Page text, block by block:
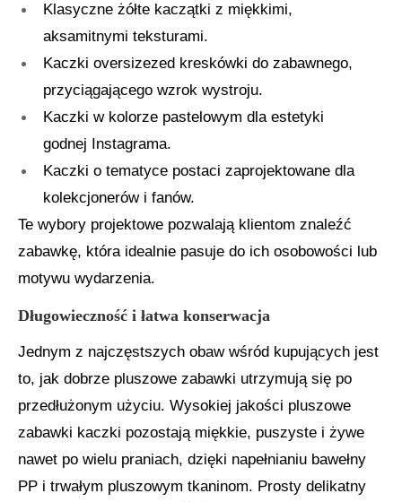
Klasyczne żółte kaczątki z miękkimi,
aksamitnymi teksturami.
Kaczki oversizezed kreskówki do zabawnego,
przyciągającego wzrok wystroju.
Kaczki w kolorze pastelowym dla estetyki
godnej Instagrama.
Kaczki o tematyce postaci zaprojektowane dla
kolekcjonerów i fanów.
Te wybory projektowe pozwalają klientom znaleźć
zabawkę, która idealnie pasuje do ich osobowości lub
motywu wydarzenia.
Długowieczność i łatwa konserwacja
Jednym z najczęstszych obaw wśród kupujących jest
to, jak dobrze pluszowe zabawki utrzymują się po
przedłużonym użyciu. Wysokiej jakości pluszowe
zabawki kaczki pozostają miękkie, puszyste i żywe
nawet po wielu praniach, dzięki napełnianiu bawełny
PP i trwałym pluszowym tkaninom. Prosty delikatny